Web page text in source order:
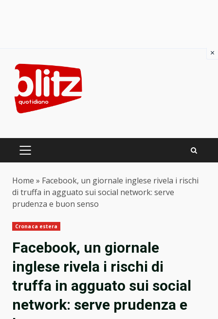
content
PRIMARY
Home » Facebook, un giornale inglese rivela i rischi
di truffa in agguato sui social network: serve
prudenza e buon senso
Cronaca estera
Facebook, un giornale
inglese rivela i rischi di
truffa in agguato sui social
network: serve prudenza e
×